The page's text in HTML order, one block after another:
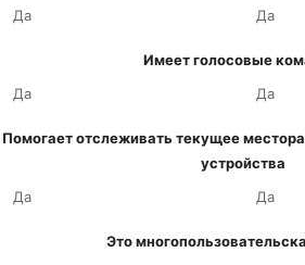
Да
Да
Имеет голосовые
Да
Да
Помогает отслеживать текущее
устройства
Да
Да
Это